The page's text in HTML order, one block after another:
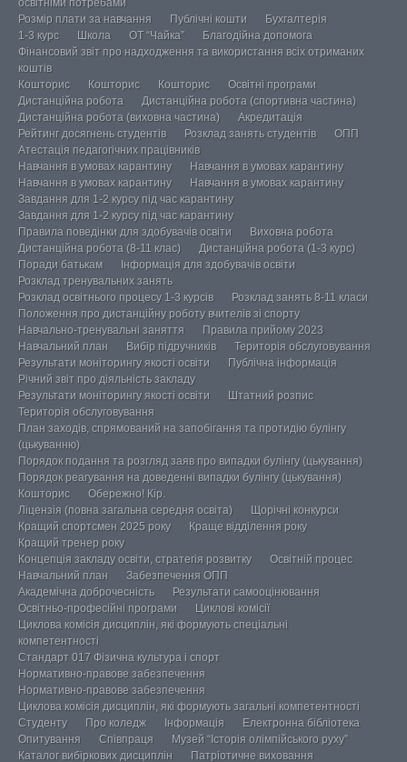
освітніми потребами
Розмір плати за навчання
Публічні кошти
Бухгалтерія
1-3 курс
Школа ОТ “Чайка”
Благодійна допомога
Фінансовий звіт про надходження та використання всіх отриманих
коштів
Кошторис
Кошторис Кошторис
Освітні програми
Дистанційна робота
Дистанційна робота (спортивна частина)
Дистанційна робота (виховна частина)
Акредитація
Рейтинг досягнень студентів
Розклад занять студентів
ОПП
Атестація педагогічних працівників
Навчання в умовах карантину
Навчання в умовах карантину
Навчання в умовах карантину
Навчання в умовах карантину
Завдання для 1-2 курсу під час карантину
Завдання для 1-2 курсу під час карантину
Правила поведінки для здобувачів освіти
Виховна робота
Дистанційна робота (8-11 клас)
Дистанційна робота (1-3 курс)
Поради батькам
Інформація для здобувачів освіти
Розклад тренувальних занять
Розклад освітнього процесу 1-3 курсів
Розклад занять 8-11 класи
Положення про дистанційну роботу вчителів зі спорту
Навчально-тренувальні заняття
Правила прийому 2023
Навчальний план
Вибір підручників
Територія обслуговування
Результати моніторингу якості освіти
Публічна інформація
Річний звіт про діяльність закладу
Результати моніторингу якості освіти
Штатний розпис
Територія обслуговування
План заходів, спрямований на запобігання та протидію булінгу
(цькуванню)
Порядок подання та розгляд заяв про випадки булінгу (цькування)
Порядок реагування на доведенні випадки булінгу (цькування)
Кошторис
Обережно! Кір.
Ліцензія (повна загальна середня освіта)
Щорічні конкурси
Кращий спортсмен 2025 року
Краще відділення року
Кращий тренер року
Концепція закладу освіти, стратегія розвитку
Освітній процес
Навчальний план
Забезпечення ОПП
Академічна доброчесність
Результати самооцінювання
Освітньо-професійні програми
Циклові комісії
Циклова комісія дисциплін, які формують спеціальні
компетентності
Стандарт 017 Фізична культура і спорт
Нормативно-правове забезпечення
Нормативно-правове забезпечення
Циклова комісія дисциплін, які формують загальні компетентності
Студенту
Про коледж Інформація
Електронна бібліотека
Опитування
Співпраця
Музей “Історія олімпійського руху”
Каталог вибіркових дисциплін
Патріотичне виховання